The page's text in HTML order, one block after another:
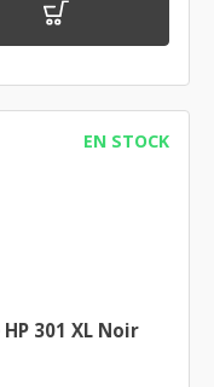
EN STOCK
301 XL Noir